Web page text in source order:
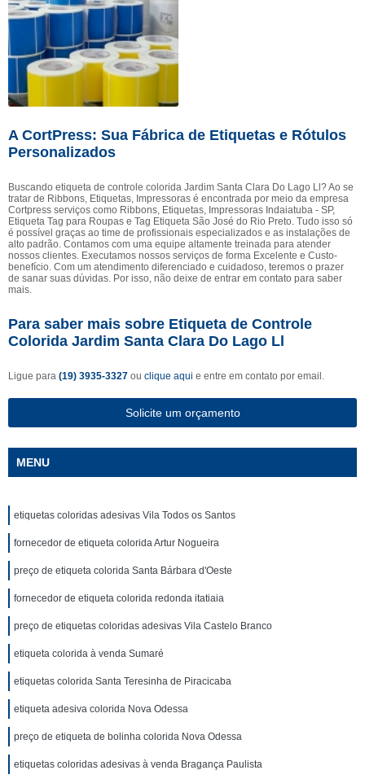
A CortPress: Sua Fábrica de Etiquetas e Rótulos
Personalizados
Buscando etiqueta de controle colorida Jardim Santa Clara Do Lago Ll? Ao se
tratar de Ribbons, Etiquetas, Impressoras é encontrada por meio da empresa
Cortpress serviços como Ribbons, Etiquetas, Impressoras Indaiatuba - SP,
Etiqueta Tag para Roupas e Tag Etiqueta São José do Rio Preto. Tudo isso só
é possível graças ao time de profissionais especializados e as instalações de
alto padrão. Contamos com uma equipe altamente treinada para atender
nossos clientes. Executamos nossos serviços de forma Excelente e Custo-
benefício. Com um atendimento diferenciado e cuidadoso, teremos o prazer
de sanar suas dúvidas. Por isso, não deixe de entrar em contato para saber
mais.
Para saber mais sobre Etiqueta de Controle
Colorida Jardim Santa Clara Do Lago Ll
Ligue para (19) 3935-3327 ou clique aqui e entre em contato por email.
Solicite um orçamento
MENU
etiquetas coloridas adesivas Vila Todos os Santos
fornecedor de etiqueta colorida Artur Nogueira
preço de etiqueta colorida Santa Bárbara d'Oeste
fornecedor de etiqueta colorida redonda itatiaia
preço de etiquetas coloridas adesivas Vila Castelo Branco
etiqueta colorida à venda Sumaré
etiquetas colorida Santa Teresinha de Piracicaba
etiqueta adesiva colorida Nova Odessa
preço de etiqueta de bolinha colorida Nova Odessa
etiquetas coloridas adesivas à venda Bragança Paulista